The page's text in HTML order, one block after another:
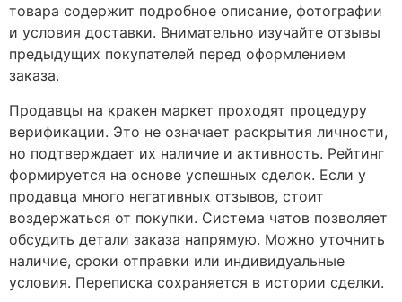
товара содержит подробное описание, фотографии
и условия доставки. Внимательно изучайте отзывы
предыдущих покупателей перед оформлением
заказа.
Продавцы на кракен маркет проходят процедуру
верификации. Это не означает раскрытия личности,
но подтверждает их наличие и активность. Рейтинг
формируется на основе успешных сделок. Если у
продавца много негативных отзывов, стоит
воздержаться от покупки. Система чатов позволяет
обсудить детали заказа напрямую. Можно уточнить
наличие, сроки отправки или индивидуальные
условия. Переписка сохраняется в истории сделки.